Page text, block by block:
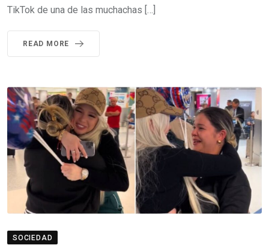
TikTok de una de las muchachas […]
READ MORE
SOCIEDAD